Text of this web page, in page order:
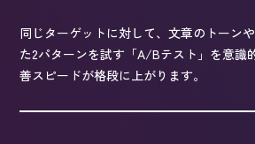
同じターゲットに対して、文章のトーン
た2パターンを試す「A/Bテスト」を意識
善スピードが格段に上がります。